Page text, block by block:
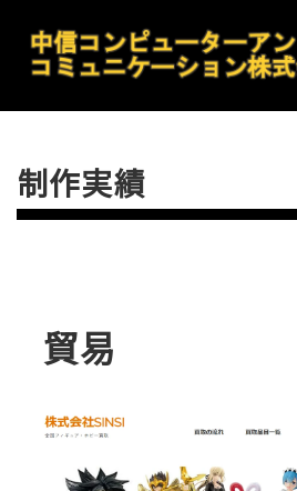
制作実績
貿易